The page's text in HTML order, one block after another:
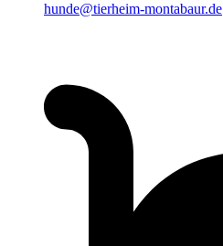
hunde@tierheim-montabaur.de